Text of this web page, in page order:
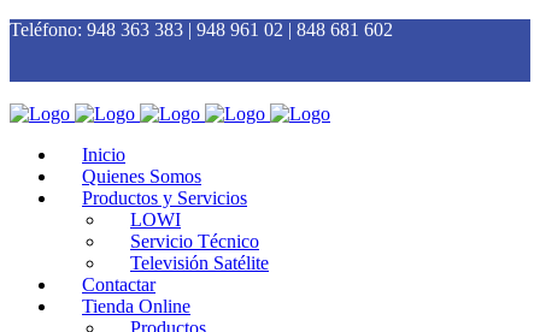
Teléfono: 948 363 383 | 948 961 02 | 848 681 602
Inicio
Quienes Somos
Productos y Servicios
LOWI
Servicio Técnico
Televisión Satélite
Contactar
Tienda Online
Productos